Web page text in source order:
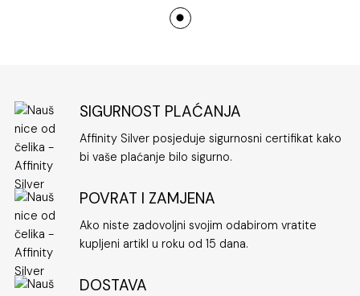
SIGURNOST PLAĆANJA
Affinity Silver posjeduje sigurnosni certifikat kako
bi vaše plaćanje bilo sigurno.
POVRAT I ZAMJENA
Ako niste zadovoljni svojim odabirom vratite
kupljeni artikl u roku od 15 dana.
DOSTAVA